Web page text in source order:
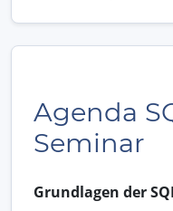
Agenda
Seminar
Grundlagen der